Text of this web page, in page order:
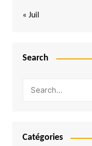
« Juil
Search
Catégories